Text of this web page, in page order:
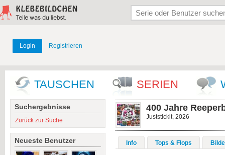
Login Registrieren
TAUSCHEN SERIEN
Suchergebnisse
Zurück zur Suche
Neueste Benutzer
400 Jahre
Juststickit, 2026
Info Tops & Flops